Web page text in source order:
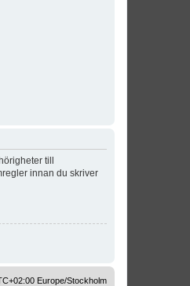
till
innan du skriver
Europe/Stockholm